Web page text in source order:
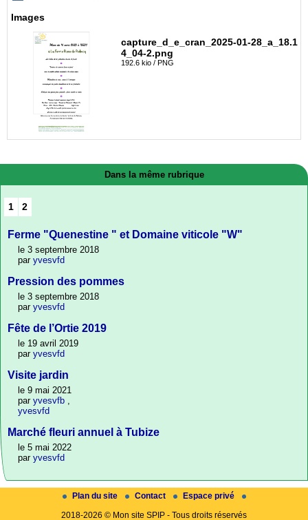
Images
capture_d_e_cran_2025-01-28_a_18.1
4_04-2.png
192.6 kio / PNG
Dans la même rubrique
1 2
Ferme "Quenestine " et Domaine viticole "W"
le 3 septembre 2018
par yvesvfd
Pression des pommes
le 3 septembre 2018
par yvesvfd
Fête de l’Ortie 2019
le 19 avril 2019
par yvesvfd
Visite jardin
le 9 mai 2021
par yvesvfb ,
yvesvfd
Marché fleuri annuel à Tubize
le 5 mai 2022
par yvesvfd
Plan du site Contact
Espace privé
2018-2026 © Mon site SPIP - Tous droits réservés